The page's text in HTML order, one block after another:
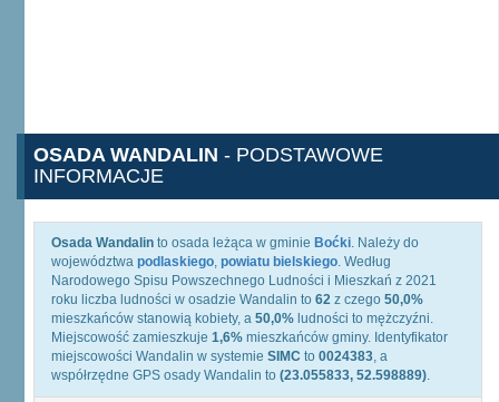
OSADA WANDALIN - PODSTAWOWE
INFORMACJE
Osada Wandalin to osada leżąca w gminie Boćki. Należy do
województwa podlaskiego, powiatu bielskiego. Według
Narodowego Spisu Powszechnego Ludności i Mieszkań z 2021
roku liczba ludności w osadzie Wandalin to 62 z czego 50,0%
mieszkańców stanowią kobiety, a 50,0% ludności to mężczyźni.
Miejscowość zamieszkuje 1,6% mieszkańców gminy. Identyfikator
miejscowości Wandalin w systemie SIMC to 0024383, a
współrzędne GPS osady Wandalin to (23.055833, 52.598889).